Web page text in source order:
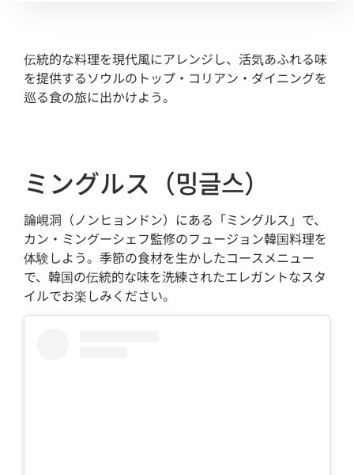
伝統的な料理を現代風にアレンジし、活気あふれる味
を提供するソウルのトップ・コリアン・ダイニングを
巡る食の旅に出かけよう。
ミングルス（밍글스）
論峴洞（ノンヒョンドン）にある「ミングルス」で、
カン・ミングーシェフ監修のフュージョン韓国料理を
体験しよう。季節の食材を生かしたコースメニュー
で、韓国の伝統的な味を洗練されたエレガントなスタ
イルでお楽しみください。